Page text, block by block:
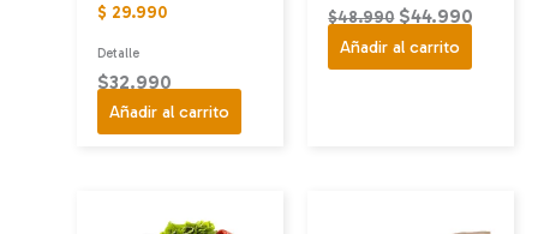
$ 29.990
Detalle
$32.990
Añadir al carrito
$48.990 El
precio
original
$44.990
Añadir al carrito